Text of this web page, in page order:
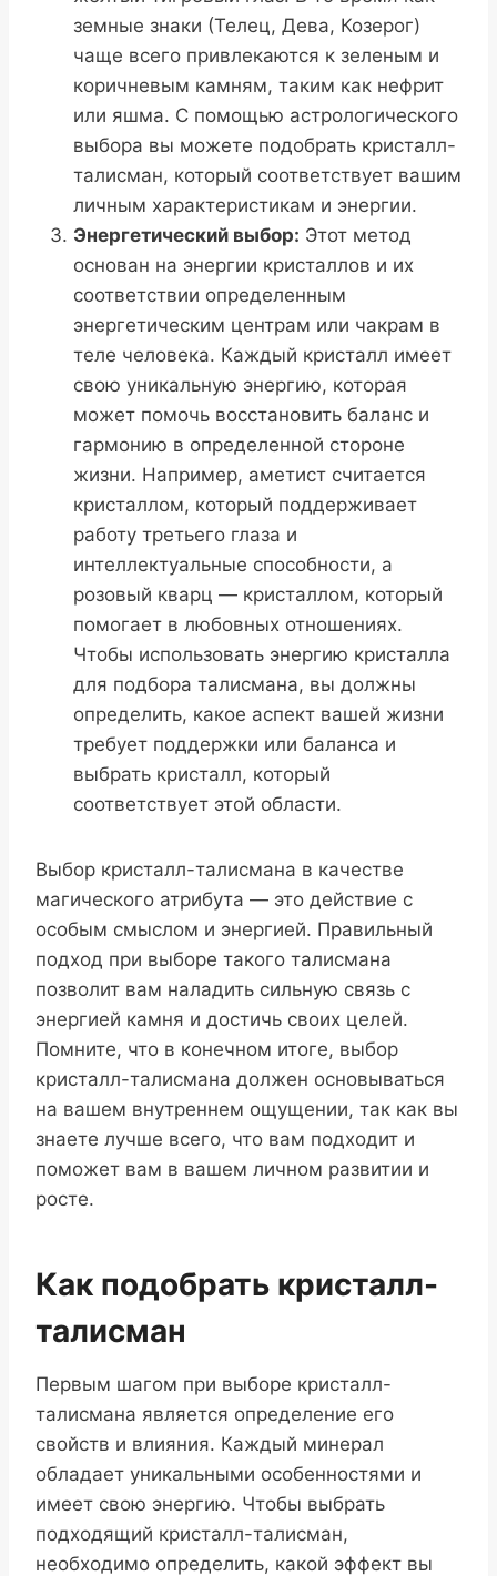
земные знаки (Телец, Дева, Козерог)
чаще всего привлекаются к зеленым и
коричневым камням, таким как нефрит
или яшма. С помощью астрологического
выбора вы можете подобрать кристалл-
талисман, который соответствует вашим
личным характеристикам и энергии.
Энергетический выбор: Этот метод
основан на энергии кристаллов и их
соответствии определенным
энергетическим центрам или чакрам в
теле человека. Каждый кристалл имеет
свою уникальную энергию, которая
может помочь восстановить баланс и
гармонию в определенной стороне
жизни. Например, аметист считается
кристаллом, который поддерживает
работу третьего глаза и
интеллектуальные способности, а
розовый кварц — кристаллом, который
помогает в любовных отношениях.
Чтобы использовать энергию кристалла
для подбора талисмана, вы должны
определить, какое аспект вашей жизни
требует поддержки или баланса и
выбрать кристалл, который
соответствует этой области.
Выбор кристалл-талисмана в качестве
магического атрибута — это действие с
особым смыслом и энергией. Правильный
подход при выборе такого талисмана
позволит вам наладить сильную связь с
энергией камня и достичь своих целей.
Помните, что в конечном итоге, выбор
кристалл-талисмана должен основываться
на вашем внутреннем ощущении, так как вы
знаете лучше всего, что вам подходит и
поможет вам в вашем личном развитии и
росте.
Как подобрать кристалл-
талисман
Первым шагом при выборе кристалл-
талисмана является определение его
свойств и влияния. Каждый минерал
обладает уникальными особенностями и
имеет свою энергию. Чтобы выбрать
подходящий кристалл-талисман,
необходимо определить, какой эффект вы